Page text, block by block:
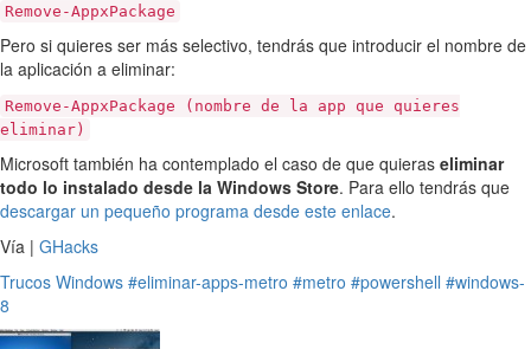
Remove-AppxPackage
Pero si quieres ser más selectivo, tendrás que introducir el nombre de
la aplicación a eliminar:
Remove-AppxPackage (nombre de la app que quieres
eliminar)
Microsoft también ha contemplado el caso de que quieras eliminar
todo lo instalado desde la Windows Store. Para ello tendrás que
descargar un pequeño programa desde este enlace.
Vía | GHacks
Trucos Windows #eliminar-apps-metro #metro #powershell #windows-
8